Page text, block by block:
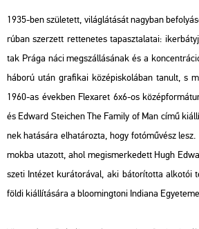
1935-ben szü­le­tett, vi­lág­lá­tá­sát nagy­ban
rú­ban szer­zett ret­te­ne­tes ta­pasz­ta­la­tai:
tak Prága náci meg­szál­lá­sá­nak és a
há­bo­rú után gra­fi­kai kö­zép­is­ko­lá­ban ta­nult, s
1960-as évek­ben Fle­xa­ret 6x6-os
és Ed­ward Ste­i­chen The Fa­mily of Man című
nek ha­tá­sá­ra el­ha­tá­roz­ta, hogy fo­tó­mű­vész
mok­ba uta­zott, ahol meg­is­mer­ke­dett Hugh
sze­ti In­té­zet ku­rá­to­rá­val, aki bá­to­rí­tot­ta al­ko­tói
föl­di ki­ál­lí­tá­sá­ra a blo­om­ing­to­ni In­dia­na